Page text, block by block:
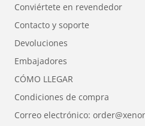
Autorización:
Protección contra la
Tamaño (LxAxA):
Conviértete en revendedor
Contacto y soporte
Devoluciones
Embajadores
CÓMO LLEGAR
Condiciones de compra
Correo electrónico: